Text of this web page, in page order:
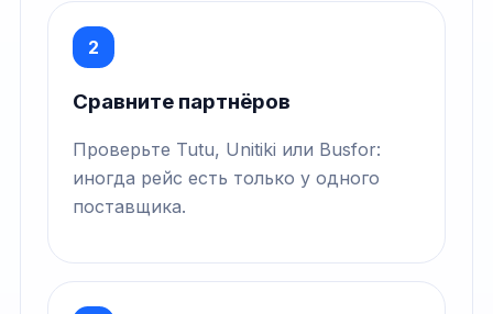
2
Сравните партнёров
Проверьте Tutu, Unitiki или Busfor:
иногда рейс есть только у одного
поставщика.